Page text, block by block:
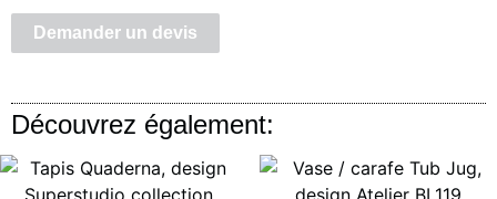
Demander un devis
Découvrez également: